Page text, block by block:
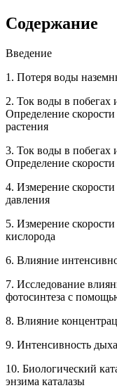
Содержание
Введение
1. Потеря воды
2. Ток воды в побегах
Определение
растения
3. Ток воды в побегах
Определение
4. Измерение
давления
5. Измерение
кислорода
6. Влияние
7. Исследование
фотосинтеза с
8. Влияние
9. Интенсивность
10. Биологический
энзима каталазы